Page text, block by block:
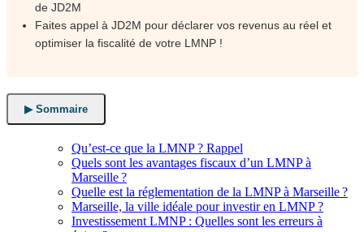
de JD2M
Faites appel à JD2M pour déclarer vos revenus au réel et
optimiser la fiscalité de votre LMNP !
▶ Sommaire
Qu’est-ce que la LMNP ? Rappel
Quels sont les avantages fiscaux d’un LMNP à
Marseille ?
Quelle est la réglementation de la LMNP à Marseille ?
Marseille, la ville idéale pour investir en LMNP ?
Investissement LMNP : Quelles sont les erreurs à